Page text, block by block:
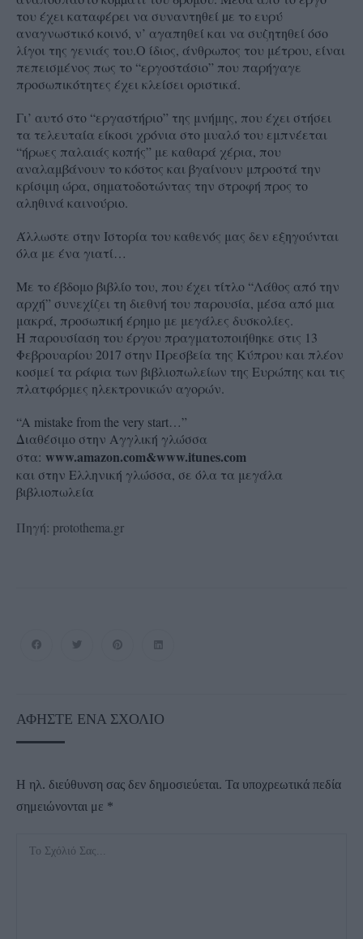
του έχει καταφέρει να συναντηθεί µε το ευρύ
αναγνωστικό κοινό, ν’ αγαπηθεί και να συζητηθεί όσο
λίγοι της γενιάς του.Ο ίδιος, άνθρωπος του μέτρου, είναι
πεπεισμένος πως το “εργοστάσιο” που παρήγαγε
προσωπικότητες έχει κλείσει οριστικά.
Γι’ αυτό στο “εργαστήριο” της μνήμης, που έχει στήσει
τα τελευταία είκοσι χρόνια στο μυαλό του εμπνέεται
“ήρωες παλαιάς κοπής” με καθαρά χέρια, που
αναλαμβάνουν το κόστος και βγαίνουν μπροστά την
κρίσιμη ώρα, σηματοδοτώντας την στροφή προς το
αληθινά καινούριο.
Άλλωστε στην Ιστορία του καθενός μας δεν εξηγούνται
όλα με ένα γιατί…
Με το έβδομο βιβλίο του, που έχει τίτλο “Λάθος από την
αρχή” συνεχίζει τη διεθνή του παρουσία, μέσα από μια
μακρά, προσωπική έρημο με μεγάλες δυσκολίες.
Η παρουσίαση του έργου πραγματοποιήθηκε στις 13
Φεβρουαρίου 2017 στην Πρεσβεία της Κύπρου και πλέον
κοσμεί τα ράφια των βιβλιοπωλείων της Ευρώπης και τις
πλατφόρμες ηλεκτρονικών αγορών.
“A mistake from the very start…”
Διαθέσιμο στην Αγγλική γλώσσα
στα: www.amazon.com&www.itunes.com
και στην Ελληνική γλώσσα, σε όλα τα μεγάλα
βιβλιοπωλεία
Πηγή: protothema.gr
ΑΦΉΣΤΕ ΈΝΑ ΣΧΌΛΙΟ
Η ηλ. διεύθυνση σας δεν δημοσιεύεται. Τα υποχρεωτικά πεδία
σημειώνονται με *